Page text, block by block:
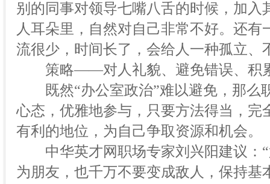
别的同事对领导七嘴八舌的时候，加
人耳朵里，自然对自己非常不好。还
流很少，时间长了，会给人一种孤立
策略——对人礼貌、避免错误、积
既然“办公室政治”难以避免，那么
心态，优雅地参与，只要方法得当，
有利的地位，为自己争取资源和机会。
中华英才网职场专家刘兴阳建议：“
为朋友，也千万不要变成敌人，保持